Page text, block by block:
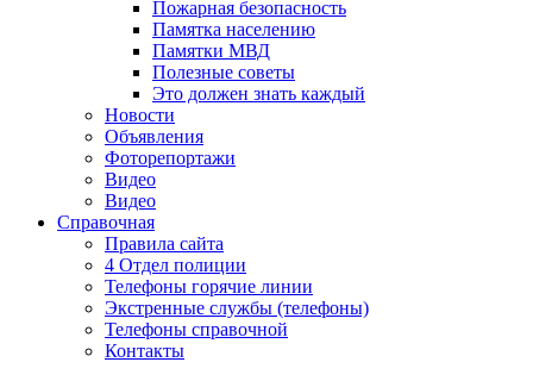
Пожарная безопасность
Памятка населению
Памятки МВД
Полезные советы
Это должен знать каждый
Новости
Объявления
Фоторепортажи
Видео
Видео
Справочная
Правила сайта
4 Отдел полиции
Телефоны горячие линии
Экстренные службы (телефоны)
Телефоны справочной
Контакты